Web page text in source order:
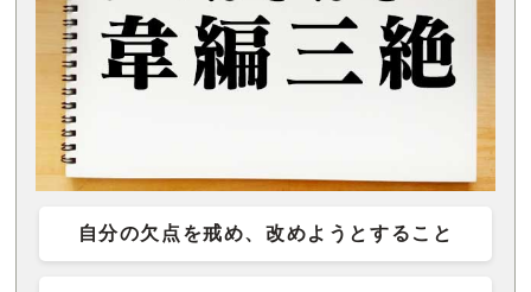
自分の欠点を戒め、改めようとすること